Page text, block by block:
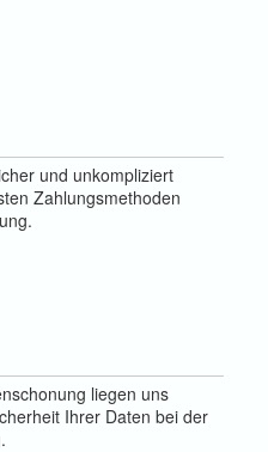
und unkompliziert
Zahlungsmethoden
liegen uns
Ihrer Daten bei der